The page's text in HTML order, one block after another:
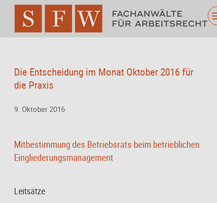
Die Entscheidung im Monat Oktober 2016 für
die Praxis
9. Oktober 2016
Mitbestimmung des Betriebsrats beim betrieblichen
Eingliederungsmanagement
Leitsätze